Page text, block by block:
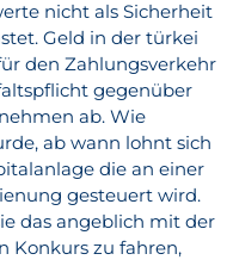
nicht als Sicherheit
Geld in der türkei
den Zahlungsverkehr
gegenüber
ab. Wie
ab wann lohnt sich
die an einer
gesteuert wird.
das angeblich mit der
Konkurs zu fahren,